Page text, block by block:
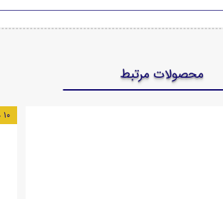
۱۰ درصد
محصولات مرتبط